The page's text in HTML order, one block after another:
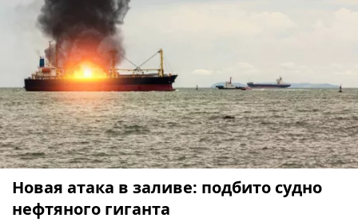
Новая атака в заливе: подбито судно
нефтяного гиганта